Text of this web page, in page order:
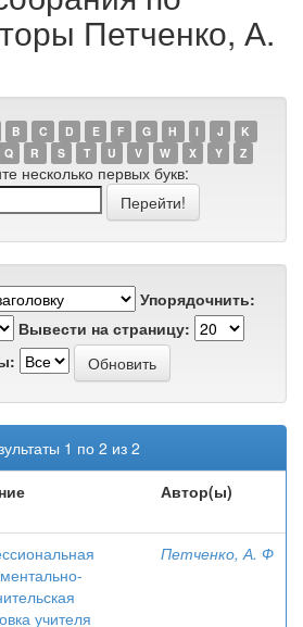
Петченко, А.
B C D E F G H I J
K
Q R S T U V W X Y Z
несколько первых букв:
Упорядочнить:
Вывести на страницу:
1 по 2 из 2
Автор(ы)
учителя
Петченко, А. Ф